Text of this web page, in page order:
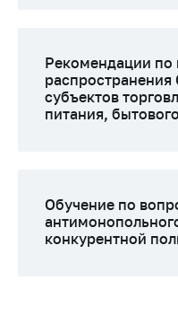
Рекомендации
распространения
субъектов
питания,
Обучение по
конкурентной